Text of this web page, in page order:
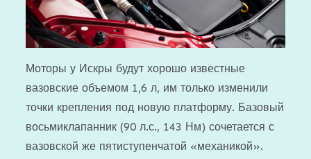
Моторы у Искры будут хорошо известные
вазовские объемом 1,6 л, им только изменили
точки крепления под новую платформу. Базовый
восьмиклапанник (90 л.с., 143 Нм) сочетается с
вазовской же пятиступенчатой «механикой».